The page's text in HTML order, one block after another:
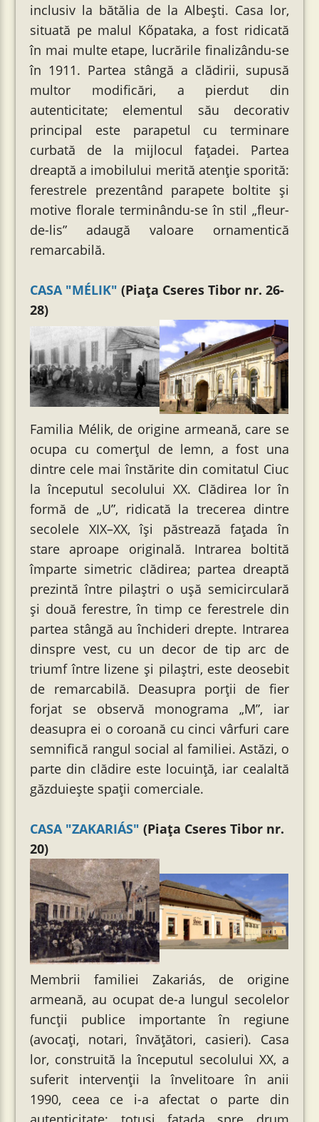
inclusiv la bătălia de la Albești. Casa lor,
situată pe malul Kőpataka, a fost ridicată
în mai multe etape, lucrările finalizându-se
în 1911. Partea stângă a clădirii, supusă
multor modificări, a pierdut din
autenticitate; elementul său decorativ
principal este parapetul cu terminare
curbată de la mijlocul fațadei. Partea
dreaptă a imobilului merită atenție sporită:
ferestrele prezentând parapete boltite şi
motive florale terminându-se în stil „fleur-
de-lis” adaugă valoare ornamentică
remarcabilă.
CASA "MÉLIK" (Piața Cseres Tibor nr. 26-
28)
Familia Mélik, de origine armeană, care se
ocupa cu comerțul de lemn, a fost una
dintre cele mai înstărite din comitatul Ciuc
la începutul secolului XX. Clădirea lor în
formă de „U”, ridicată la trecerea dintre
secolele XIX–XX, își păstrează fațada în
stare aproape originală. Intrarea boltită
împarte simetric clădirea; partea dreaptă
prezintă între pilaștri o ușă semicirculară
şi două ferestre, în timp ce ferestrele din
partea stângă au închideri drepte. Intrarea
dinspre vest, cu un decor de tip arc de
triumf între lizene şi pilaștri, este deosebit
de remarcabilă. Deasupra porții de fier
forjat se observă monograma „M”, iar
deasupra ei o coroană cu cinci vârfuri care
semnifică rangul social al familiei. Astăzi, o
parte din clădire este locuință, iar cealaltă
găzduiește spații comerciale.
CASA "ZAKARIÁS" (Piața Cseres Tibor nr.
20)
Membrii familiei Zakariás, de origine
armeană, au ocupat de-a lungul secolelor
funcții publice importante în regiune
(avocați, notari, învățători, casieri). Casa
lor, construită la începutul secolului XX, a
suferit intervenții la învelitoare în anii
1990, ceea ce i-a afectat o parte din